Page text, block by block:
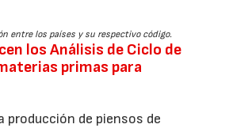
entre los países y su respectivo código.
los Análisis de Ciclo de
primas para
producción de piensos de